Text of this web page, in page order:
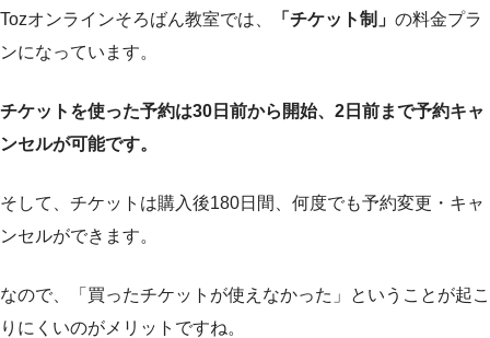
Tozオンラインそろばん教室では、 「チケット制」 の料金プラ
ンになっています。
チケットを使った予約は30日前から開始、2日前まで予約キャ
ンセルが可能です。
そして、チケットは購入後180日間、何度でも予約変更・キャ
ンセルができます。
なので、「買ったチケットが使えなかった」ということが起こ
りにくいのがメリットですね。